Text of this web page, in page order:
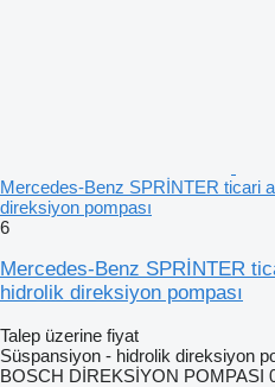
Mercedes-Benz SPRİNTER ticari
direksiyon pompası
6
Mercedes-Benz SPRİNTER
hidrolik direksiyon pompası
Talep üzerine fiyat
Süspansiyon - hidrolik direksiyon
BOSCH DİREKSİYON POMPASI